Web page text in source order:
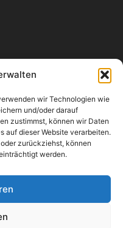
wir Technologien wie
und/oder darauf
zustimmst, können wir Daten
auf dieser Website verarbeiten.
zurückziehst, können
werden.